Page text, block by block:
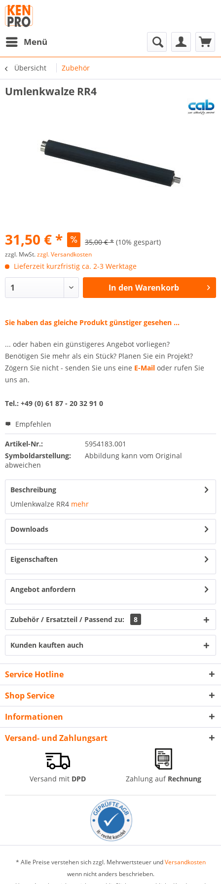
Menü
Übersicht Zubehör
Umlenkwalze RR4
31,50 € * 35,00 € * (10% gespart)
zzgl. MwSt.zzgl. Versandkosten
Lieferzeit kurzfristig ca. 2-3 Werktage
In den Warenkorb
Sie haben das gleiche Produkt günstiger gesehen ...
... oder haben ein günstigeres Angebot vorliegen?
Benötigen Sie mehr als ein Stück? Planen Sie ein Projekt?
Zögern Sie nicht - senden Sie uns eine E-Mail oder rufen Sie
uns an.
Tel.: +49 (0) 61 87 - 20 32 91 0
Empfehlen
Artikel-Nr.:
5954183.001
Symboldarstellung:
Abbildung kann vom Original
abweichen
Beschreibung
Umlenkwalze RR4 mehr
Downloads
Eigenschaften
Angebot anfordern
Zubehör / Ersatzteil / Passend zu: 8
Kunden kauften auch
Service Hotline
Shop Service
Informationen
Versand- und Zahlungsart
Versand mit DPD Zahlung auf Rechnung
* Alle Preise verstehen sich zzgl. Mehrwertsteuer undVersandkosten
wenn nicht anders beschrieben.